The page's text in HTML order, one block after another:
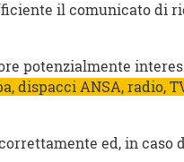
il comunicato di
potenzialmente
dispacci ANSA, radio,
ed, in caso